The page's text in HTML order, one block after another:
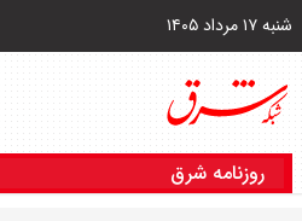
شنبه ۱۷ مرداد ۱۴۰۵
روزنامه شرق